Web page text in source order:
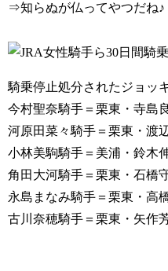
⇒知らぬが仏ってやつだね♪
騎乗停止処分されたジョッ
今村聖奈騎手＝栗東・寺島
河原田菜々騎手＝栗東・渡
小林美駒騎手＝美浦・鈴木
角田大河騎手＝栗東・石橋
永島まなみ騎手＝栗東・高
古川奈穂騎手＝栗東・矢作